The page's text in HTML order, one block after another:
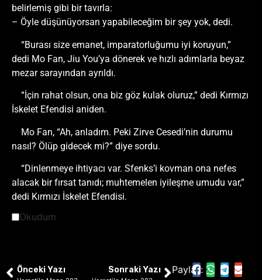
belirlemiş gibi bir tavırla:
– Öyle düşünüyorsan yapabileceğim bir şey yok, dedi.
“Burası size emanet, imparatorluğumu iyi koruyun,”
dedi Mo Fan, Jiu You’ya dönerek ve hızlı adımlarla beyaz
mezar sarayından ayrıldı.
“İçin rahat olsun, ona biz göz kulak oluruz,” dedi Kırmızı
İskelet Efendisi aniden.
Mo Fan, “Ah, anladım. Peki Zirve Cesedi’nin durumu
nasıl? Ölüp gidecek mi?” diye sordu.
“Dinlenmeye ihtiyacı var. Sfenks’i kovman ona nefes
alacak bir fırsat tanıdı; muhtemelen iyileşme umudu var,”
dedi Kırmızı İskelet Efendisi.
Okudum
Önceki Yazı Sonraki Yazı Paylaş: